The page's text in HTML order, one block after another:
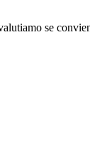
se